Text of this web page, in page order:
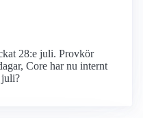
28:e juli. Provkör
Core har nu internt
juli?